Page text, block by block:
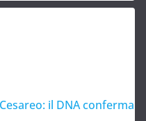
il DNA conferma